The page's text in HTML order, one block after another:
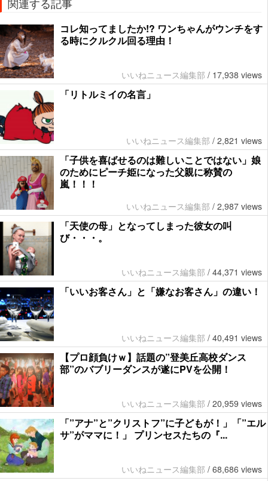
コレ知ってましたか!? ワンちゃんがウンチをす
る時にクルクル回る理由！
いいねニュース編集部 / 17,938 views
「リトルミイの名言」
いいねニュース編集部 / 2,821 views
「子供を喜ばせるのは難しいことではない」娘
のためにピーチ姫になった父親に称賛の
嵐！！！
いいねニュース編集部 / 2,987 views
「天使の母」となってしまった彼女の叫
び・・・。
いいねニュース編集部 / 44,371 views
「いいお客さん」と「嫌なお客さん」の違い！
いいねニュース編集部 / 40,491 views
【プロ顔負けｗ】話題の”登美丘高校ダンス
部”のバブリーダンスが遂にPVを公開！
いいねニュース編集部 / 20,959 views
「”アナ”と”クリストフ”に子どもが！」「”エル
サ”がママに！」 プリンセスたちの『...
いいねニュース編集部 / 68,686 views